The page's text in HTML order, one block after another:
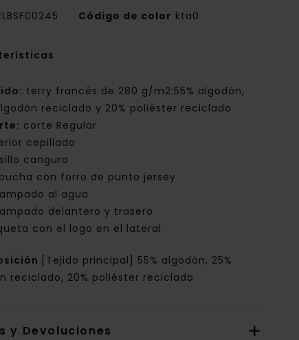
Código de color kta0
terry francés de 280 g/m2:55% algodón,
algodón reciclado y 20% poliéster reciclado
corte Regular
cepillado
canguro
con forro de punto jersey
al agua
delantero y trasero
con el logo en el lateral
[Tejido principal] 55% algodón, 25%
reciclado, 20% poliéster reciclado
y Devoluciones